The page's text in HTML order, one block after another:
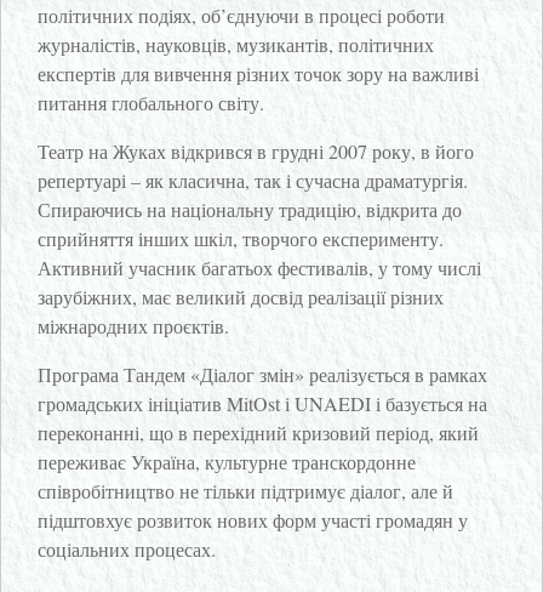
політичних подіях, об’єднуючи в процесі роботи
журналістів, науковців, музикантів, політичних
експертів для вивчення різних точок зору на важливі
питання глобального світу.
Театр на Жуках відкрився в грудні 2007 року, в його
репертуарі – як класична, так і сучасна драматургія.
Спираючись на національну традицію, відкрита до
сприйняття інших шкіл, творчого експерименту.
Активний учасник багатьох фестивалів, у тому числі
зарубіжних, має великий досвід реалізації різних
міжнародних проєктів.
Програма Тандем «Діалог змін» реалізується в рамках
громадських ініціатив MitOst і UNAEDI і базується на
переконанні, що в перехідний кризовий період, який
переживає Україна, культурне транскордонне
співробітництво не тільки підтримує діалог, але й
підштовхує розвиток нових форм участі громадян у
соціальних процесах.